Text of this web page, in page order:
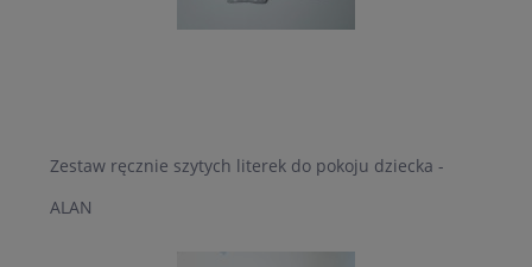
Zestaw ręcznie szytych literek do pokoju dziecka -
ALAN